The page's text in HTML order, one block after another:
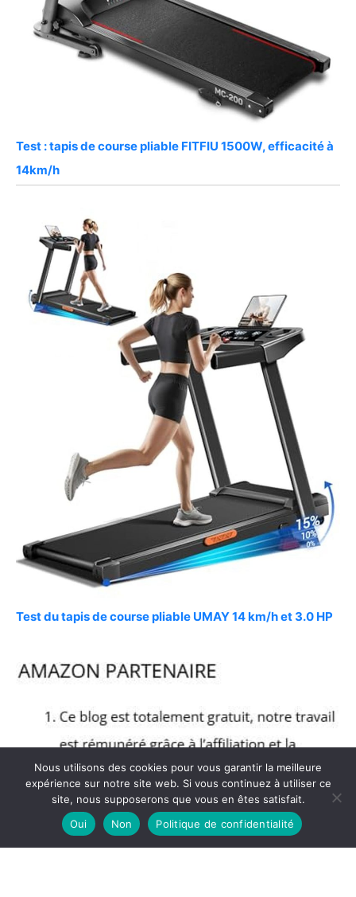
Test : tapis de course pliable FITFIU 1500W, efficacité à
14km/h
Test du tapis de course pliable UMAY 14 km/h et 3.0 HP
Nous utilisons des cookies pour vous garantir la meilleure
expérience sur notre site web. Si vous continuez à utiliser ce
site, nous supposerons que vous en êtes satisfait.
Oui
Non Politique de confidentialité